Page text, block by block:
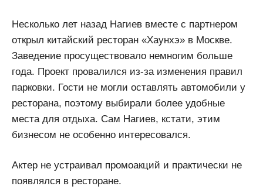
Несколько лет назад Нагиев вместе с партнером
открыл китайский ресторан «Хаунхэ» в Москве.
Заведение просуществовало немногим больше
года. Проект провалился из-за изменения правил
парковки. Гости не могли оставлять автомобили у
ресторана, поэтому выбирали более удобные
места для отдыха. Сам Нагиев, кстати, этим
бизнесом не особенно интересовался.
Актер не устраивал промоакций и практически не
появлялся в ресторане.